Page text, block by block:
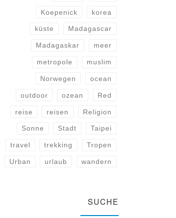
Koepenick korea
küste Madagascar
Madagaskar meer
metropole muslim
Norwegen ocean
outdoor ozean Red
reise reisen Religion
Sonne Stadt Taipei
travel trekking Tropen
Urban urlaub wandern
SUCHE